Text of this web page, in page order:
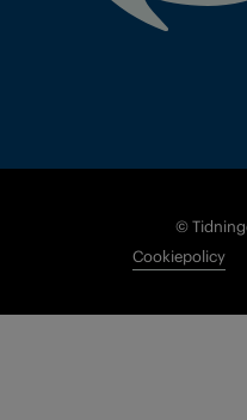
©
Cookiepolicy